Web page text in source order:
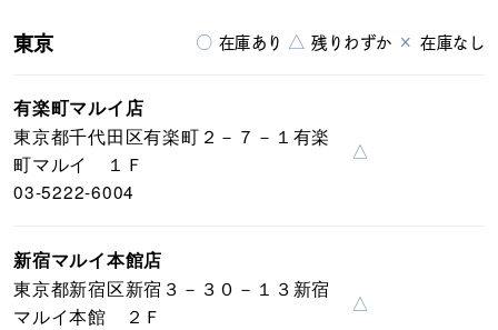
○ 在庫あり △ 残りわずか × 在庫なし
東京
有楽町マルイ店
東京都千代田区有楽町２－７－１有楽
町マルイ １Ｆ
03-5222-6004
△
新宿マルイ本館店
東京都新宿区新宿３－３０－１３新宿
マルイ本館 ２Ｆ
△